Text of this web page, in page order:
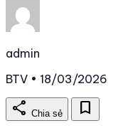
admin
BTV • 18/03/2026
share Chia sẻ bookmark